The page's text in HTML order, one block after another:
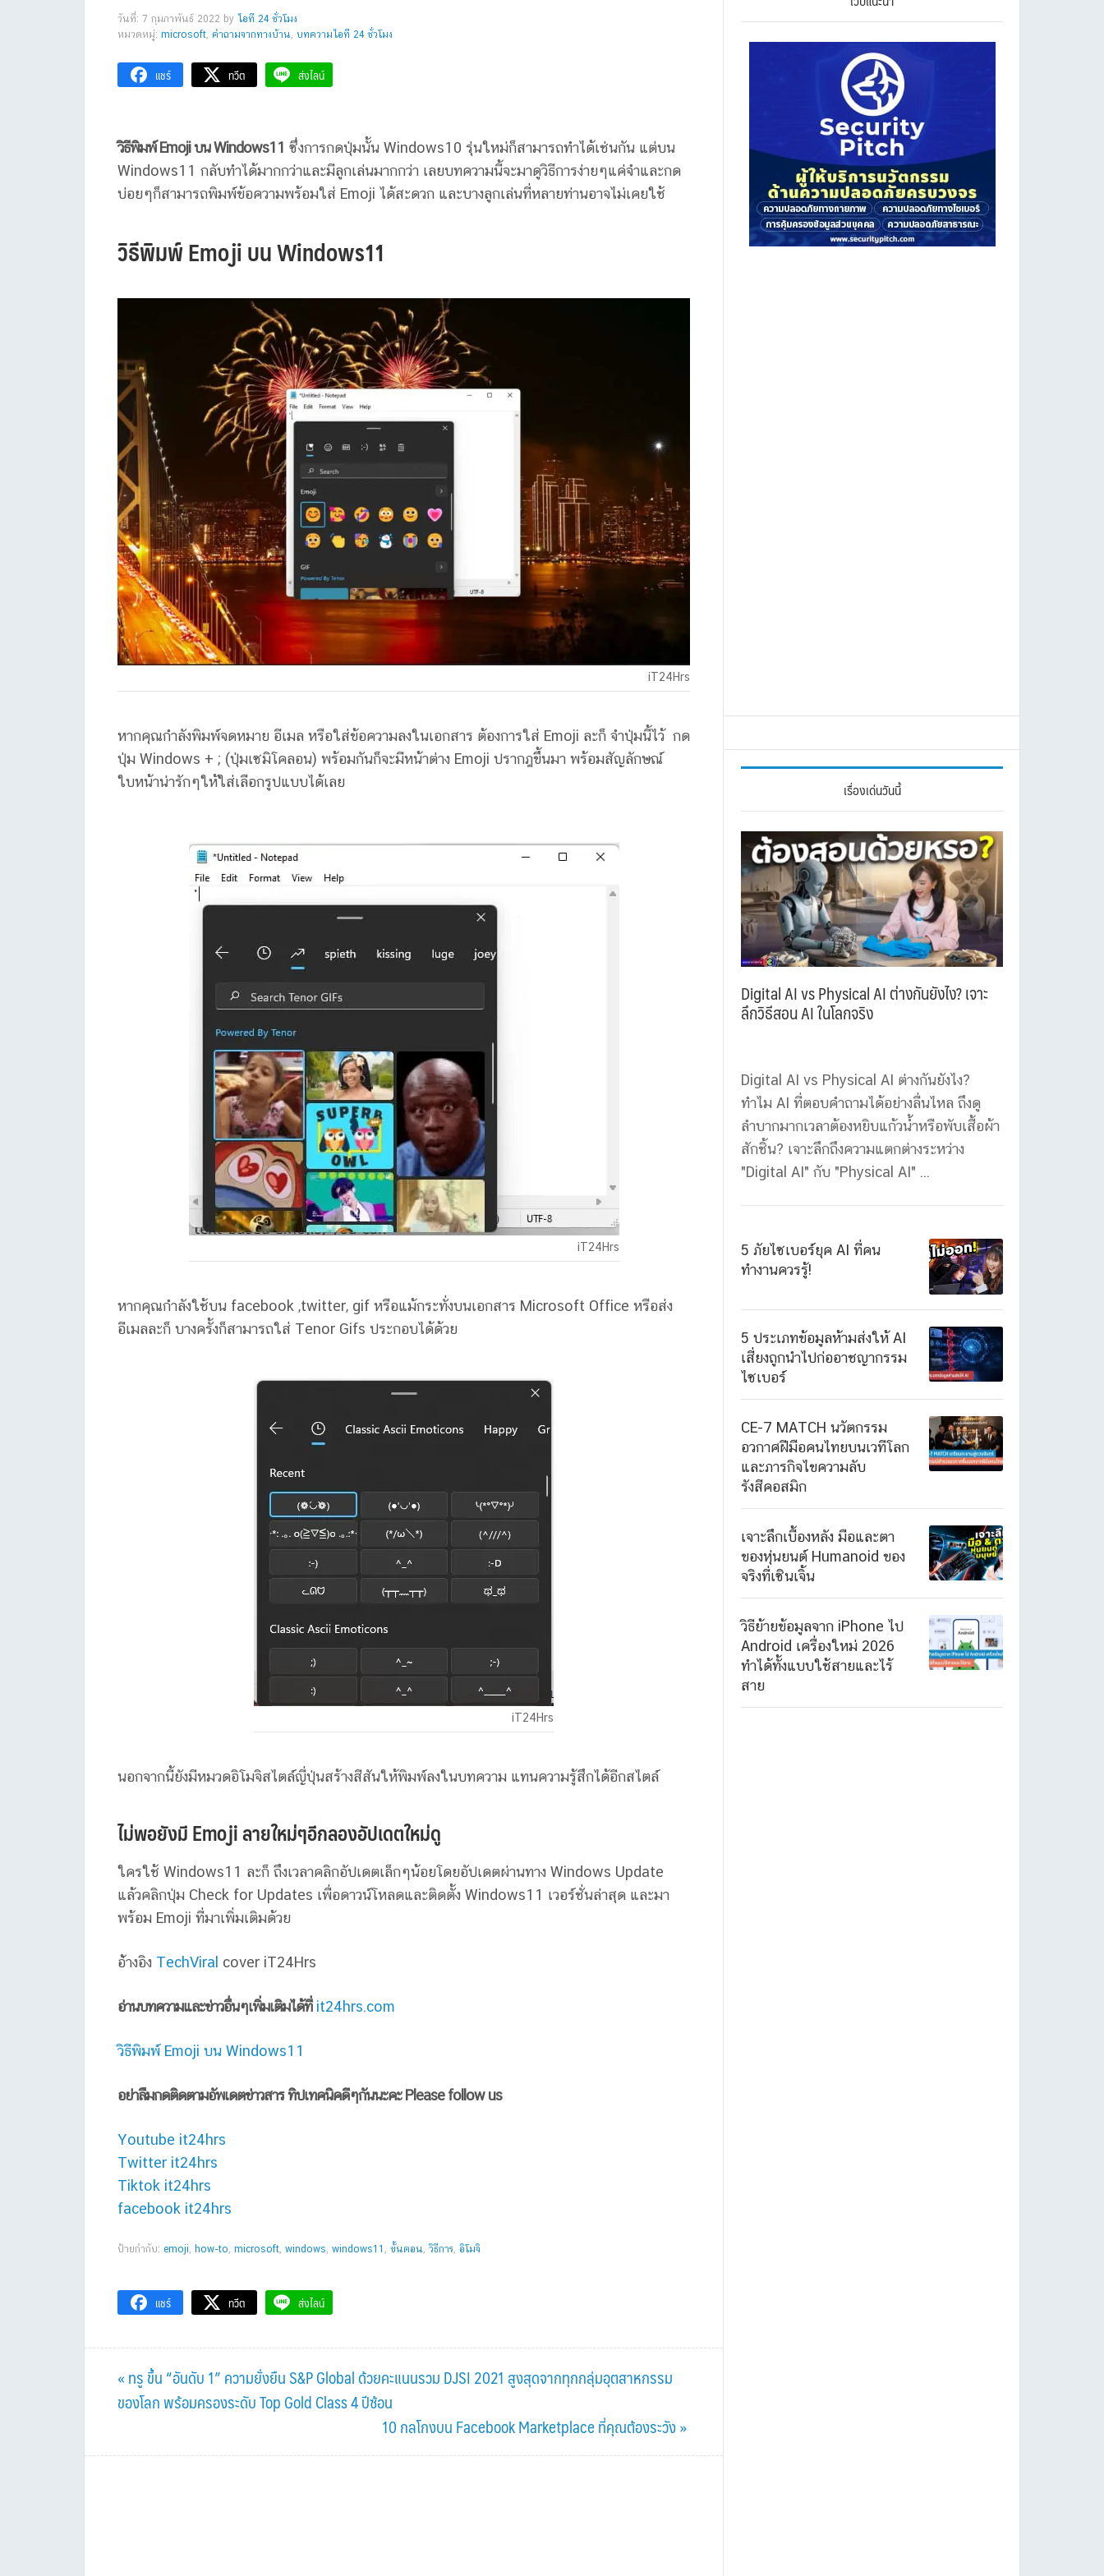
วันที่: 7 กุมภาพันธ์ 2022 by ไอที 24 ชั่วโมง
หมวดหมู่: microsoft, คำถามจากทางบ้าน, บทความไอที 24 ชั่วโมง
แชร์ ทวีต ส่งไลน์
วิธีพิมพ์ Emoji บน Windows11 ซึ่งการกดปุ่มนั้น Windows10 รุ่นใหม่ก็สามารถทำได้เช่นกัน แต่บน
Windows11 กลับทำได้มากกว่าและมีลูกเล่นมากกว่า เลยบทความนี้จะมาดูวิธีการง่ายๆแค่จำและกด
บ่อยๆก็สามารถพิมพ์ข้อความพร้อมใส่ Emoji ได้สะดวก และบางลูกเล่นที่หลายท่านอาจไม่เคยใช้
วิธีพิมพ์ Emoji บน Windows11
iT24Hrs
หากคุณกำลังพิมพ์จดหมาย อีเมล หรือใส่ข้อความลงในเอกสาร ต้องการใส่ Emoji ละก็ จำปุ่มนี้ไว้ กด
ปุ่ม Windows + ; (ปุ่มเซมิโคลอน) พร้อมกันก็จะมีหน้าต่าง Emoji ปรากฎขึ้นมา พร้อมสัญลักษณ์
ใบหน้าน่ารักๆให้ใส่เลือกรูปแบบได้เลย
iT24Hrs
หากคุณกำลังใช้บน facebook ,twitter, gif หรือแม้กระทั่งบนเอกสาร Microsoft Office หรือส่ง
อีเมลละก็ บางครั้งก็สามารถใส่ Tenor Gifs ประกอบได้ด้วย
iT24Hrs
นอกจากนี้ยังมีหมวดอิโมจิสไตล์ญี่ปุ่นสร้างสีสันให้พิมพ์ลงในบทความ แทนความรู้สึกได้อีกสไตล์
ไม่พอยังมี Emoji ลายใหม่ๆอีกลองอัปเดตใหม่ดู
ใครใช้ Windows11 ละก็ ถึงเวลาคลิกอัปเดตเล็กๆน้อยโดยอัปเดตผ่านทาง Windows Update
แล้วคลิกปุ่ม Check for Updates เพื่อดาวน์โหลดและติดตั้ง Windows11 เวอร์ชั่นล่าสุด และมา
พร้อม Emoji ที่มาเพิ่มเติมด้วย
อ้่างอิง TechViral cover iT24Hrs
อ่านบทความและข่าวอื่นๆเพิ่มเติมได้ที่ it24hrs.com
วิธีพิมพ์ Emoji บน Windows11
อย่าลืมกดติดตามอัพเดตข่าวสาร ทิปเทคนิคดีๆกันนะคะ Please follow us
Youtube it24hrs
Twitter it24hrs
Tiktok it24hrs
facebook it24hrs
ป้ายกำกับ: emoji, how-to, microsoft, windows, windows11 , ขั้นตอน,วิธีการ, อิโมจิ
แชร์ ทวีต ส่งไลน์
Previous
Post:
« ทรู ขึ้น “อันดับ 1” ความยั่งยืน S&P Global ด้วยคะแนนรวม DJSI 2021 สูงสุดจากทุกกลุ่มอุตสาหกรรม
ของโลก พร้อมครองระดับ Top Gold Class 4 ปีซ้อน
Next
Post:
10 กลโกงบน Facebook Marketplace ที่คุณต้องระวัง »
เรื่องเด่นวันนี้
Digital AI vs Physical AI ต่างกันยังไง? เจาะ
ลึกวิธีสอน AI ในโลกจริง
Digital AI vs Physical AI ต่างกันยังไง?
ทำไม AI ที่ตอบคำถามได้อย่างลื่นไหล ถึงดู
ลำบากมากเวลาต้องหยิบแก้วน้ำหรือพับเสื้อผ้า
สักชิ้น? เจาะลึกถึงความแตกต่างระหว่าง
"Digital AI" กับ "Physical AI" ...
5 ภัยไซเบอร์ยุค AI ที่คน
ทำงานควรรู้!
5 ประเภทข้อมูลห้ามส่งให้ AI
เสี่ยงถูกนำไปก่ออาชญากรรม
ไซเบอร์
CE-7 MATCH นวัตกรรม
อวกาศฝีมือคนไทยบนเวทีโลก
และภารกิจไขความลับ
รังสีคอสมิก
เจาะลึกเบื้องหลัง มือและตา
ของหุ่นยนต์ Humanoid ของ
จริงที่เซินเจิ้น
วิธีย้ายข้อมูลจาก iPhone ไป
Android เครื่องใหม่ 2026
ทำได้ทั้งแบบใช้สายและไร้
สาย